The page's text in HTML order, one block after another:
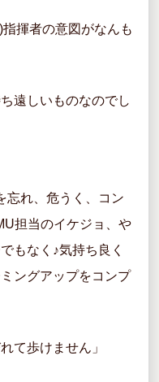
揮者の意図がなんも
遠しいものなのでし
忘れ、危うく、コン
担当のイケジョ、や
もなく♪気持ち良く
ングアップをコンプ
て歩けません」